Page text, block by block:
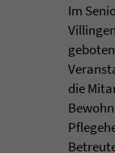
Im
die